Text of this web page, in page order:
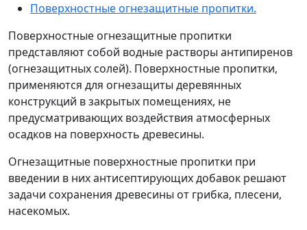
Поверхностные огнезащитные пропитки.
Поверхностные огнезащитные пропитки
представляют собой водные растворы антипиренов
(огнезащитных солей). Поверхностные пропитки,
применяются для огнезащиты деревянных
конструкций в закрытых помещениях, не
предусматривающих воздействия атмосферных
осадков на поверхность древесины.
Огнезащитные поверхностные пропитки при
введении в них антисептирующих добавок решают
задачи сохранения древесины от грибка, плесени,
насекомых.